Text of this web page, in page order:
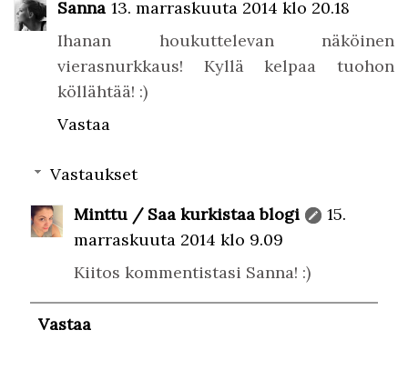
Sanna 13. marraskuuta 2014 klo 20.18
Ihanan houkuttelevan näköinen
vierasnurkkaus! Kyllä kelpaa tuohon
köllähtää! :)
Vastaa
Vastaukset
Minttu / Saa kurkistaa blogi
15.
marraskuuta 2014 klo 9.09
Kiitos kommentistasi Sanna! :)
Vastaa